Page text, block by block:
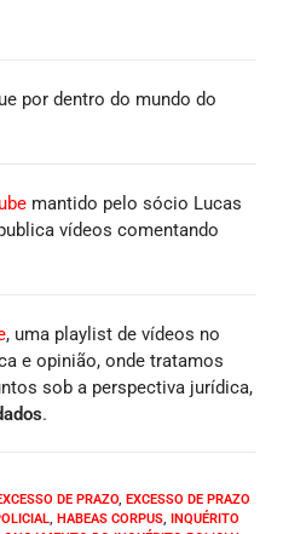
por dentro do mundo do
mantido pelo sócio Lucas
vídeos comentando
, uma playlist de vídeos no
e opinião, onde tratamos
sob a perspectiva jurídica,
.
DE PRAZO, EXCESSO DE PRAZO
, HABEAS CORPUS, INQUÉRITO